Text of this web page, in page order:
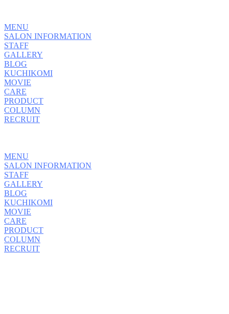
MENU
SALON INFORMATION
STAFF
GALLERY
BLOG
KUCHIKOMI
MOVIE
CARE
PRODUCT
COLUMN
RECRUIT
MENU
SALON INFORMATION
STAFF
GALLERY
BLOG
KUCHIKOMI
MOVIE
CARE
PRODUCT
COLUMN
RECRUIT